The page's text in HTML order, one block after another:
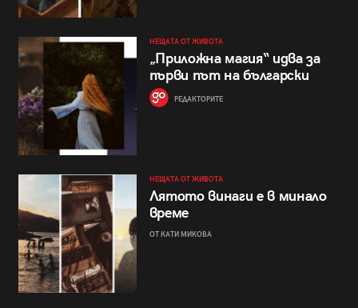
НЕЩАТА ОТ ЖИВОТА
„Приложна магия“ идва за
първи път на български
РЕДАКТОРИТЕ
НЕЩАТА ОТ ЖИВОТА
Лятото винаги е в минало
време
ОТ КАТИ МИКОВА